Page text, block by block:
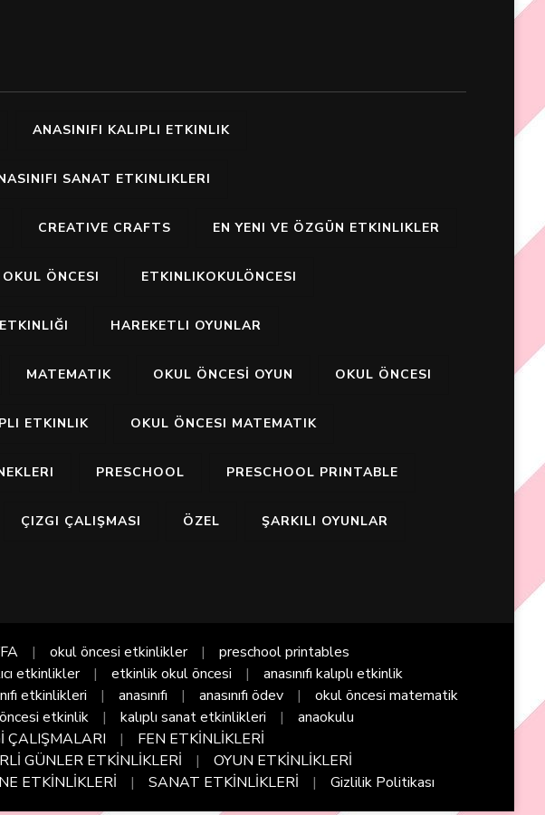
ANASINIFI KALIPLI ETKINLIK
SANAT ETKINLIKLERI
CREATIVE CRAFTS EN YENI VE ÖZGÜN ETKINLIKLER
ÖNCESI ETKINLIKOKULÖNCESI
HAREKETLI OYUNLAR
MATEMATIK OKUL ÖNCESİ OYUN OKUL ÖNCESI
ETKINLIK OKUL ÖNCESI MATEMATIK
PRESCHOOL PRESCHOOL PRINTABLE
ÇIZGI ÇALIŞMASI ÖZEL ŞARKILI OYUNLAR
okul öncesi etkinlikler
preschool printables
etkinlikler
etkinlik okul öncesi
anasınıfı kalıplı etkinlik
etkinlikleri
anasınıfı anasınıfı ödev
okul öncesi matematik
etkinlik
kalıplı sanat etkinlikleri
anaokulu
ÇALIŞMALARI
FEN ETKİNLİKLERİ
GÜNLER ETKİNLİKLERİ
OYUN ETKİNLİKLERİ
ETKİNLİKLERİ
SANAT ETKİNLİKLERİ Gizlilik Politikası